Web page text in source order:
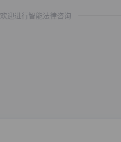
欢迎进行智能法律咨询